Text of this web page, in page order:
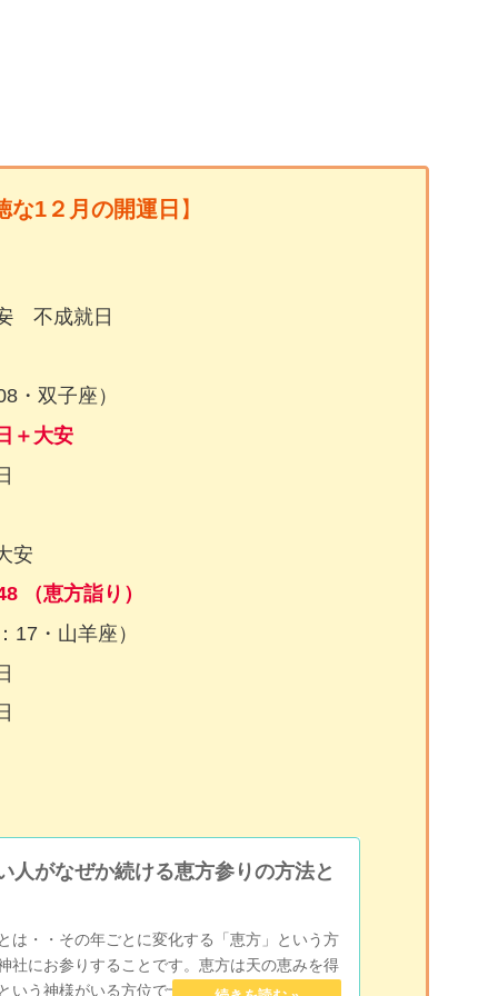
な1２月の開運日 】
不成就日
・双子座）
＋大安
安
（恵方詣り）
17・山羊座）
人がなぜか続ける恵方参りの方法と
は・・その年ごとに変化する「恵方」という方
社にお参りすることです。恵方は天の恵みを得
いう神様がいる方位で十干から割り出されてい